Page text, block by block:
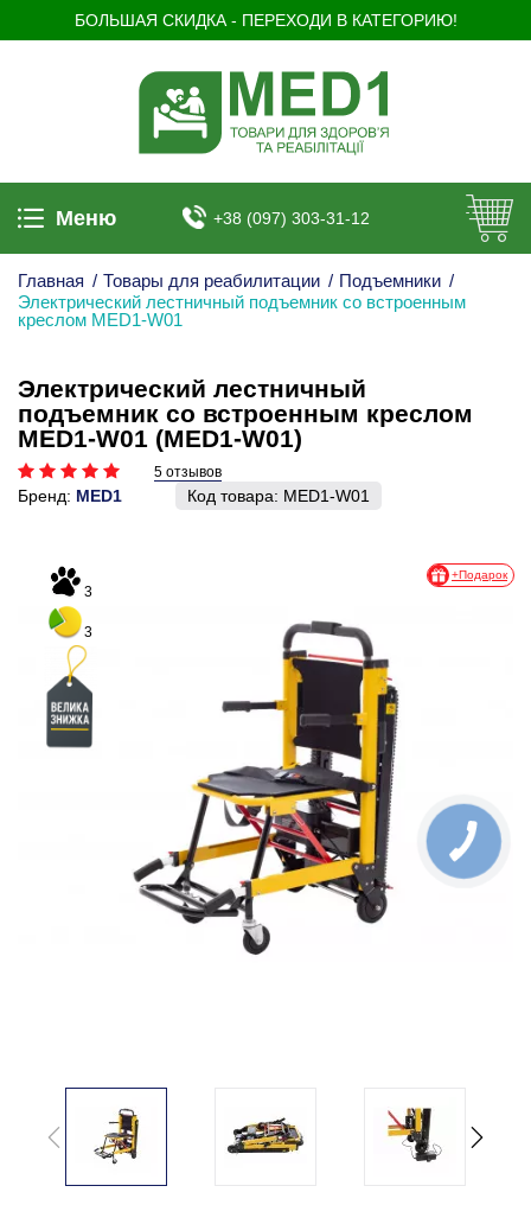
БОЛЬШАЯ СКИДКА - ПЕРЕХОДИ В КАТЕГОРИЮ!
Меню +38 (097) 303-31-12
Главная / Товары для реабилитации / Подъемники /
Электрический лестничный подъемник со встроенным
креслом MED1-W01
Электрический лестничный
подъемник со встроенным креслом
MED1-W01 (MED1-W01)
5 отзывов
Бренд: MED1 Код товара: MED1-W01
3
3
+Подарок